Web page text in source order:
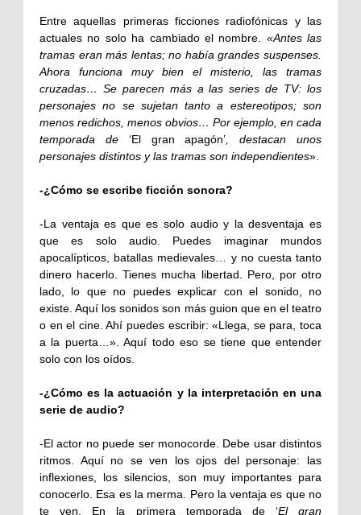
Entre aquellas primeras ficciones radiofónicas y las
actuales no solo ha cambiado el nombre. «Antes las
tramas eran más lentas; no había grandes suspenses.
Ahora funciona muy bien el misterio, las tramas
cruzadas… Se parecen más a las series de TV: los
personajes no se sujetan tanto a estereotipos; son
menos redichos, menos obvios… Por ejemplo, en cada
temporada de ‘El gran apagón’, destacan unos
personajes distintos y las tramas son independientes».
-¿Cómo se escribe ficción sonora?
-La ventaja es que es solo audio y la desventaja es
que es solo audio. Puedes imaginar mundos
apocalípticos, batallas medievales… y no cuesta tanto
dinero hacerlo. Tienes mucha libertad. Pero, por otro
lado, lo que no puedes explicar con el sonido, no
existe. Aquí los sonidos son más guion que en el teatro
o en el cine. Ahí puedes escribir: «Llega, se para, toca
a la puerta…». Aquí todo eso se tiene que entender
solo con los oídos.
-¿Cómo es la actuación y la interpretación en una
serie de audio?
-El actor no puede ser monocorde. Debe usar distintos
ritmos. Aquí no se ven los ojos del personaje: las
inflexiones, los silencios, son muy importantes para
conocerlo. Esa es la merma. Pero la ventaja es que no
te ven. En la primera temporada de ‘El gran